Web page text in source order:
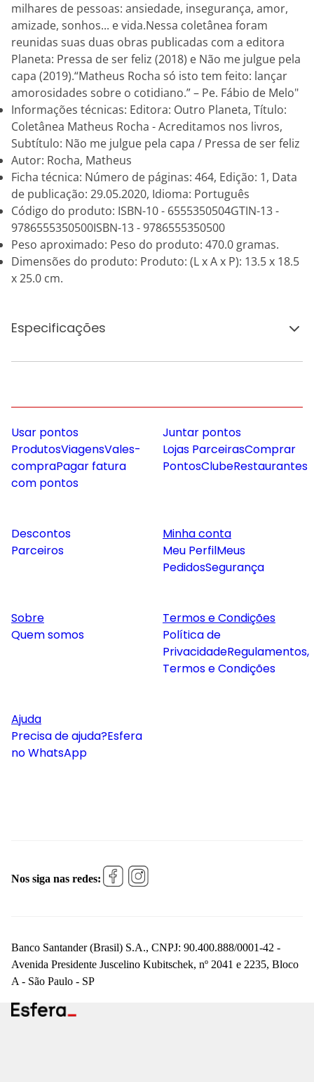
milhares de pessoas: ansiedade, insegurança, amor,
amizade, sonhos... e vida.Nessa coletânea foram
reunidas suas duas obras publicadas com a editora
Planeta: Pressa de ser feliz (2018) e Não me julgue pela
capa (2019).“Matheus Rocha só isto tem feito: lançar
amorosidades sobre o cotidiano.” – Pe. Fábio de Melo"
Informações técnicas: Editora: Outro Planeta, Título:
Coletânea Matheus Rocha - Acreditamos nos livros,
Subtítulo: Não me julgue pela capa / Pressa de ser feliz
Autor: Rocha, Matheus
Ficha técnica: Número de páginas: 464, Edição: 1, Data
de publicação: 29.05.2020, Idioma: Português
Código do produto: ISBN-10 - 6555350504GTIN-13 -
9786555350500ISBN-13 - 9786555350500
Peso aproximado: Peso do produto: 470.0 gramas.
Dimensões do produto: Produto: (L x A x P): 13.5 x 18.5
x 25.0 cm.
Especificações
Usar pontos
ProdutosViagensVales-
compraPagar fatura
com pontos
Juntar pontos
Lojas ParceirasComprar
PontosClubeRestaurantes
Descontos
Parceiros
Minha conta
Meu PerfilMeus
PedidosSegurança
Sobre
Quem somos
Termos e Condições
Política de
PrivacidadeRegulamentos,
Termos e Condições
Ajuda
Precisa de ajuda?Esfera
no WhatsApp
Nos siga nas redes:
Banco Santander (Brasil) S.A., CNPJ: 90.400.888/0001-42 -
Avenida Presidente Juscelino Kubitschek, nº 2041 e 2235, Bloco
A - São Paulo - SP